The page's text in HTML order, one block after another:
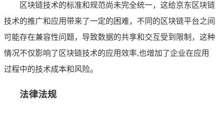
区块链技术的标准和规范尚未完全统一，这给京东区块链
技术的推广和应用带来了一定的困难，不同的区块链平台之间
可能存在兼容性问题，导致数据的共享和交互受到限制，这种
情况不仅影响了区块链技术的应用效率,也增加了企业在应用
过程中的技术成本和风险。
法律法规